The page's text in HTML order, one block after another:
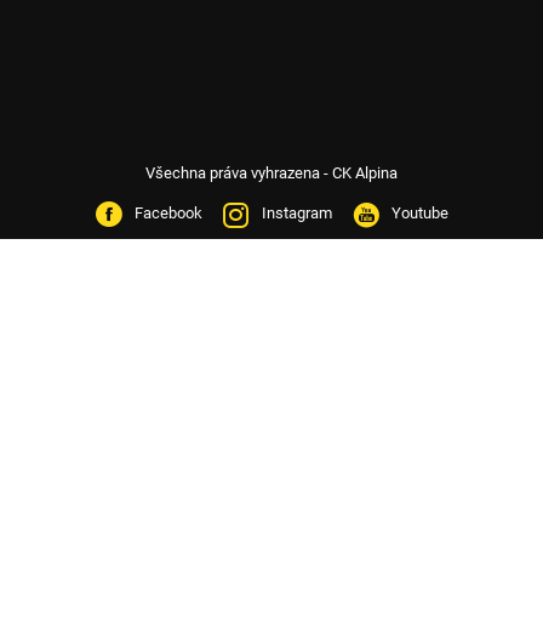
Všechna práva vyhrazena - CK Alpina
Facebook Instagram Youtube